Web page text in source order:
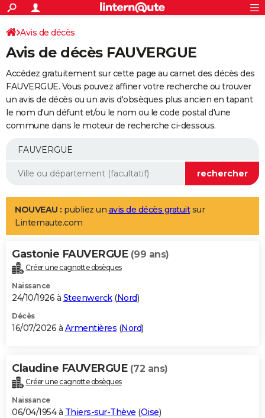
ACTUALITÉS
Politique
Société
Faits Divers
Education
Monde
Villes
+
SPORT
Coupe du monde 2026
Football
Tennis
Cyclisme
Rugby
Forum
Programme TV
TNT
Streaming
Cinéma
Sorties cinéma
Musique
+
FINANCE
Impôts
Immobilier
Risques naturels par ville
Banque
Assurance
Crédit
AUTO
Essais
Réserver un essai
Citadines
Berlines
SUV
Forum auto
+
Mobiles
Meilleur smartphone
Internet
Ordinateurs
Jeux vidéo
Guide high-tech
Aménagement intérieur
LIFESTYLE
Art de vivre
Bien-être
Loisirs
Mode
Modes de vie
Alimentation
Guide de la santé
Maladies
Médicaments
Sommeil
VOYAGE
Destinations
City break
Voyage nature
Voyage de noces
Forum
Climat
+PHOTO
GUIDES D'ACHAT
BONS PLANS
Carte de Noël
Carte Bonne année
Carte Saint-Valentin
Carte Pâques
Carte d'anniversaire
DICTIONNAIRE
Dictionnaire
Biographies
Citations
Expressions
Proverbes
PROGRAMME TV
Avis de décès
Avis de décès FAUVERGUE
Accédez gratuitement sur cette page au carnet des décès des
FAUVERGUE. Vous pouvez affiner votre recherche ou trouver
un avis de décès ou un avis d'obsèques plus ancien en tapant
le nom d'un défunt et/ou le nom ou le code postal d'une
commune dans le moteur de recherche ci-dessous.
NOUVEAU : publiez un avis de décès gratuitsur
Linternaute.com
Gastonie FAUVERGUE (99 ans)
Créer une cagnotte obsèques
Naissance
24/10/1926 à Steenwerck(Nord)
Décès
16/07/2026 à Armentières (Nord)
Claudine FAUVERGUE (72 ans)
Créer une cagnotte obsèques
Naissance
06/04/1954 à Thiers-sur-Thève (Oise)